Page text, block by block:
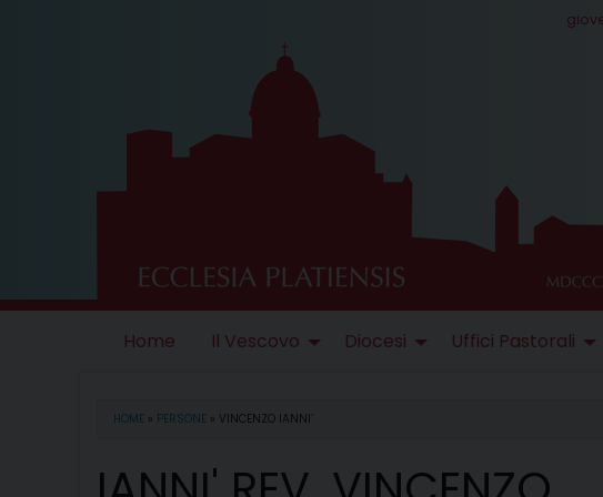
Home Il Vescovo Diocesi Uffici Pastorali
HOME » PERSONE » VINCENZO IANNI’